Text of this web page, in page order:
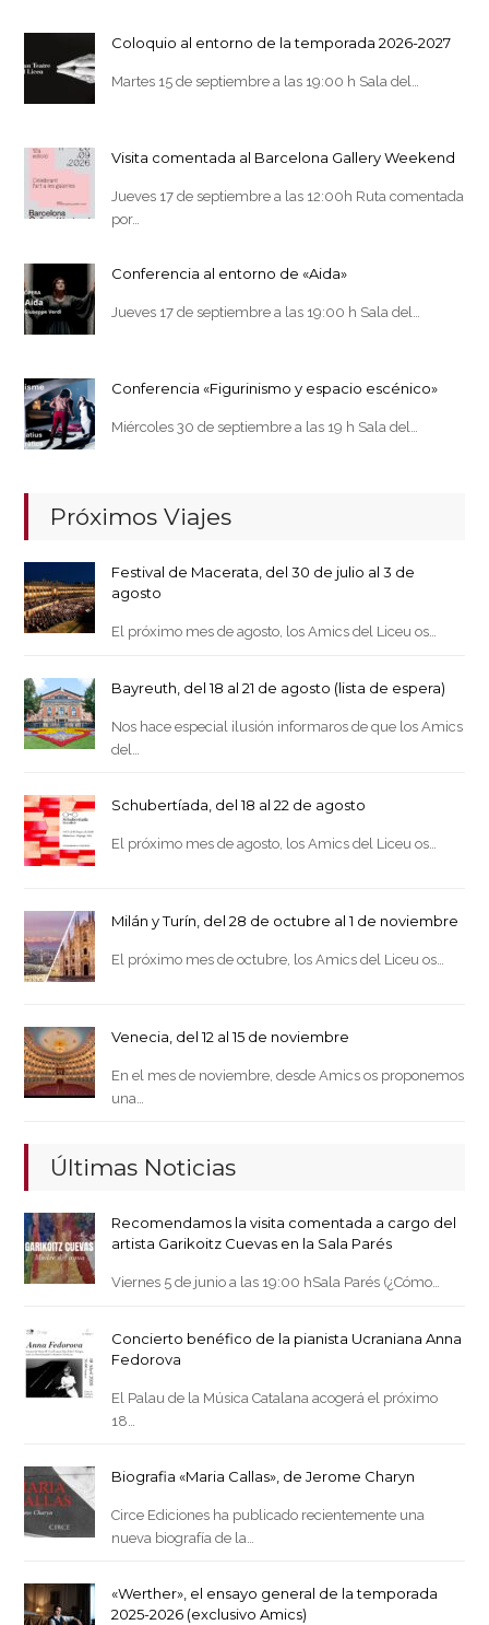
Coloquio al entorno de la temporada 2026-2027
Martes 15 de septiembre a las 19:00 h Sala del…
Visita comentada al Barcelona Gallery Weekend
Jueves 17 de septiembre a las 12:00h Ruta comentada
por…
Conferencia al entorno de «Aida»
Jueves 17 de septiembre a las 19:00 h Sala del…
Conferencia «Figurinismo y espacio escénico»
Miércoles 30 de septiembre a las 19 h Sala del…
Próximos Viajes
Festival de Macerata, del 30 de julio al 3 de
agosto
El próximo mes de agosto, los Amics del Liceu os…
Bayreuth, del 18 al 21 de agosto (lista de espera)
Nos hace especial ilusión informaros de que los Amics
del…
Schubertíada, del 18 al 22 de agosto
El próximo mes de agosto, los Amics del Liceu os…
Milán y Turín, del 28 de octubre al 1 de noviembre
El próximo mes de octubre, los Amics del Liceu os…
Venecia, del 12 al 15 de noviembre
En el mes de noviembre, desde Amics os proponemos
una…
Últimas Noticias
Recomendamos la visita comentada a cargo del
artista Garikoitz Cuevas en la Sala Parés
Viernes 5 de junio a las 19:00 hSala Parés (¿Cómo…
Concierto benéfico de la pianista Ucraniana Anna
Fedorova
El Palau de la Música Catalana acogerá el próximo
18…
Biografia «Maria Callas», de Jerome Charyn
Circe Ediciones ha publicado recientemente una
nueva biografía de la…
«Werther», el ensayo general de la temporada
2025-2026 (exclusivo Amics)